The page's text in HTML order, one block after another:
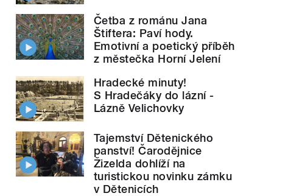
Četba z románu Jana
Štiftera: Paví hody.
Emotivní a poetický příběh
z městečka Horní Jelení
Hradecké minuty!
S Hradečáky do lázní -
Lázně Velichovky
Tajemství Dětenického
panství! Čarodějnice
Žizelda dohlíží na
turistickou novinku zámku
v Dětenicích